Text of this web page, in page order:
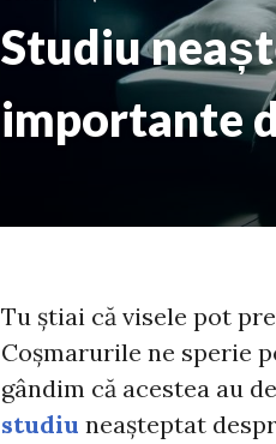
Studiu
importante
Tu știai că visele pot
Coșmarurile ne sperie
gândim că acestea au
studiu neașteptat